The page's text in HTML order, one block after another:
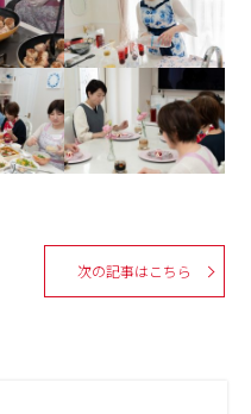
次の記事はこちら